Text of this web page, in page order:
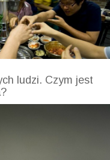
ludzi. Czym jest